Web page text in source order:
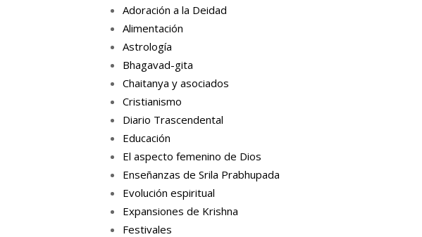
Adoración a la Deidad
Alimentación
Astrología
Bhagavad-gita
Chaitanya y asociados
Cristianismo
Diario Trascendental
Educación
El aspecto femenino de Dios
Enseñanzas de Srila Prabhupada
Evolución espiritual
Expansiones de Krishna
Festivales